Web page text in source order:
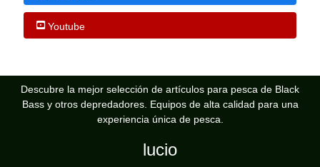
Youtube
Descubre la mejor selección de artículos para pesca de Black
Bass y otros depredadores. Equipos de alta calidad para una
experiencia única de pesca.
lucio